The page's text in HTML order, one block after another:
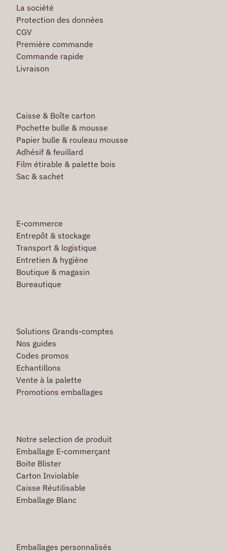
La société
Protection des données
CGV
Première commande
Commande rapide
Livraison
Caisse & Boîte carton
Pochette bulle & mousse
Papier bulle & rouleau mousse
Adhésif & feuillard
Film étirable & palette bois
Sac & sachet
E-commerce
Entrepôt & stockage
Transport & logistique
Entretien & hygiène
Boutique & magasin
Bureautique
Solutions Grands-comptes
Nos guides
Codes promos
Echantillons
Vente à la palette
Promotions emballages
Notre selection de produit
Emballage E-commerçant
Boite Blister
Carton Inviolable
Caisse Réutilisable
Emballage Blanc
Emballages personnalisés